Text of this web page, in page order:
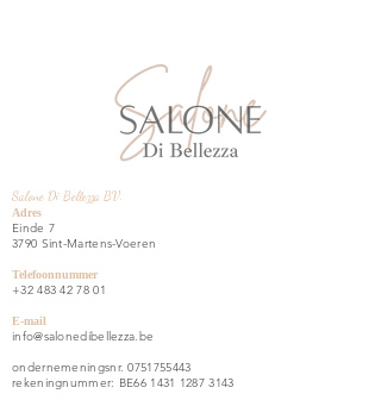
Salone Di Bellezza BV.​
Adres
Einde 7
3790 Sint-Martens-Voeren
Telefoonnummer
+32 483 42 78 01
E-mail
info@salonedibellezza.be
ondernemeningsnr.0751755443
rekeningnummer: BE66 1431 1287 3143